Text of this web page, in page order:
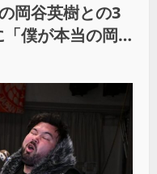
岡谷英樹との3
「僕が本当の岡
」